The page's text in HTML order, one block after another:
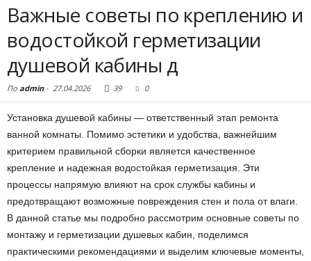
Важные советы по креплению и
водостойкой герметизации
душевой кабины д
По admin- 27.04.2026 39 0
Установка душевой кабины — ответственный этап ремонта
ванной комнаты. Помимо эстетики и удобства, важнейшим
критерием правильной сборки является качественное
крепление и надежная водостойкая герметизация. Эти
процессы напрямую влияют на срок службы кабины и
предотвращают возможные повреждения стен и пола от влаги.
В данной статье мы подробно рассмотрим основные советы по
монтажу и герметизации душевых кабин, поделимся
практическими рекомендациями и выделим ключевые моменты,